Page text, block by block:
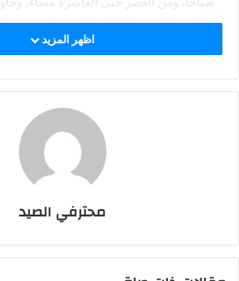
هادئًا بعيدًا عن حركة السيارات، وخاصة في
أيضًا عليك اختيار مكان قريب من البوص أو
المكان العميق الخالية من الريم وجريان
شبه متوقف خاصة إذا كان الطعم المستخدم
وأخيرًا.. تخير الأماكن القريبة من الشجر
المياه بمسافة تبعد حوالي متر فقط.
اظهر المزيد
محترفي الصيد